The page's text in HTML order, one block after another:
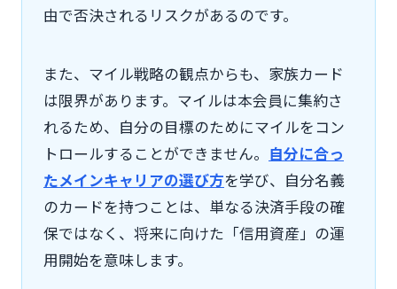
由で否決されるリスクがあるのです。
また、マイル戦略の観点からも、家族カード
は限界があります。マイルは本会員に集約さ
れるため、自分の目標のためにマイルをコン
トロールすることができません。 自分に合っ
たメインキャリアの選び方を学び、自分名義
のカードを持つことは、単なる決済手段の確
保ではなく、将来に向けた「信用資産」の運
用開始を意味します。